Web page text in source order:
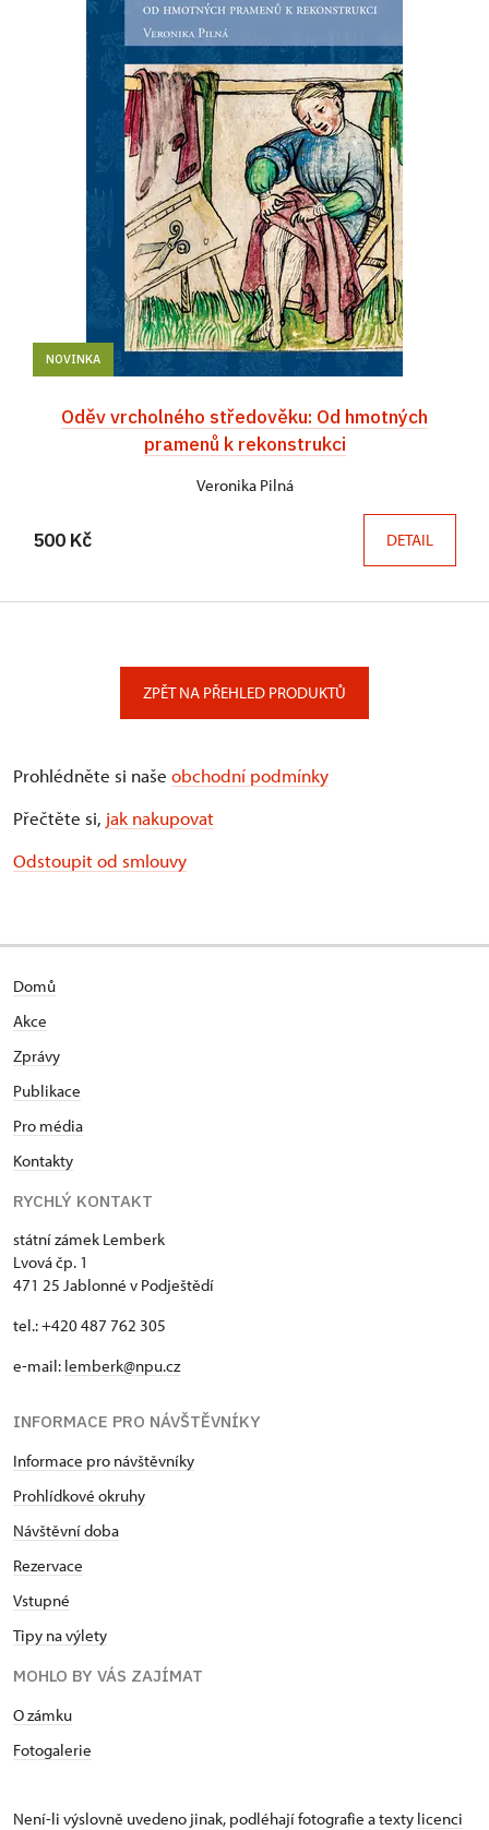
NOVINKA
Oděv vrcholného středověku: Od hmotných
pramenů k rekonstrukci
Veronika Pilná
500 Kč DETAIL
ZPĚT NA PŘEHLED PRODUKTŮ
Prohlédněte si naše obchodní podmínky
Přečtěte si, jak nakupovat
Odstoupit od smlouvy
Domů
Akce
Zprávy
Publikace
Pro média
Kontakty
RYCHLÝ KONTAKT
státní zámek Lemberk
Lvová čp. 1
471 25 Jablonné v Podještědí
tel.: +420 487 762 305
e-mail: lemberk@npu.cz
INFORMACE PRO NÁVŠTĚVNÍKY
Informace pro návštěvníky
Prohlídkové okruhy
Návštěvní doba
Rezervace
Vstupné
Tipy na výlety
MOHLO BY VÁS ZAJÍMAT
O zámku
Fotogalerie
Není-li výslovně uvedeno jinak, podléhají fotografie a texty licenci